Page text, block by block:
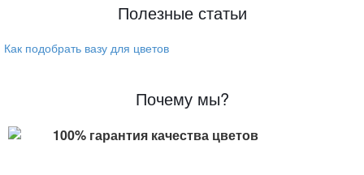
Полезные статьи
Как подобрать вазу для цветов
Почему мы?
100% гарантия качества цветов